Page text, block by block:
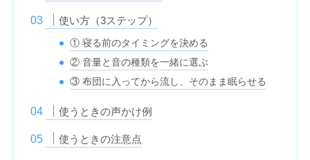
使い方（3ステップ）
① 寝る前のタイミングを決める
② 音量と音の種類を一緒に選ぶ
③ 布団に入ってから流し、そのまま眠らせる
使うときの声かけ例
使うときの注意点